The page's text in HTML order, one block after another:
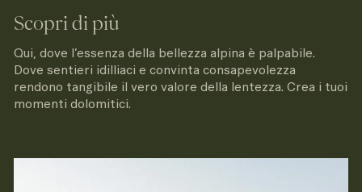
Scopri di più
Qui, dove l’essenza della bellezza alpina è palpabile.
Dove sentieri idilliaci e convinta consapevolezza
rendono tangibile il vero valore della lentezza. Crea i tuoi
momenti dolomitici.